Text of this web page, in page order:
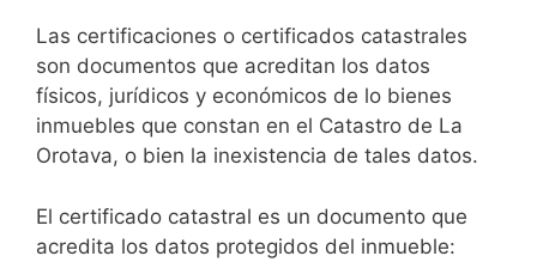
Las certificaciones o certificados catastrales
son documentos que acreditan los datos
físicos, jurídicos y económicos de lo bienes
inmuebles que constan en el Catastro de La
Orotava, o bien la inexistencia de tales datos.
El certificado catastral es un documento que
acredita los datos protegidos del inmueble: